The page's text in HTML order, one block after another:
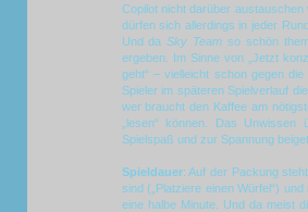
Copilot nicht darüber
dürfen sich allerdings in jeder
Und daSky Team so schön
ergeben. Im Sinne von „Jetzt
geht“ – vielleicht schon gegen
Spieler im späteren Spielverlauf
wer braucht den Kaffee am
„lesen“ können. Das
Spielspaß und zur Spannung
Spieldauer: Auf der Packung
sind („Platziere einen Würfel“)
eine halbe Minute. Und da meist